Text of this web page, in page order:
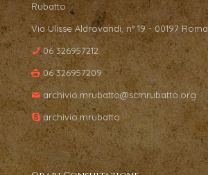
Rubatto
Via Ulisse Aldrovandi, n° 19 - 00197 Roma
06 326957212
06 326957209
archivio.mrubatto@scmrubatto.org
archivio.mrubatto